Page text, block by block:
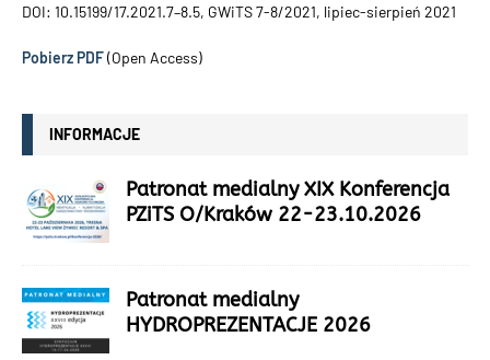
DOI: 10.15199/17.2021.7–8.5, GWiTS 7-8/2021, lipiec-sierpień 2021
Pobierz PDF(Open Access)
INFORMACJE
Patronat medialny XIX Konferencja
PZiTS O/Kraków 22-23.10.2026
Patronat medialny
HYDROPREZENTACJE 2026